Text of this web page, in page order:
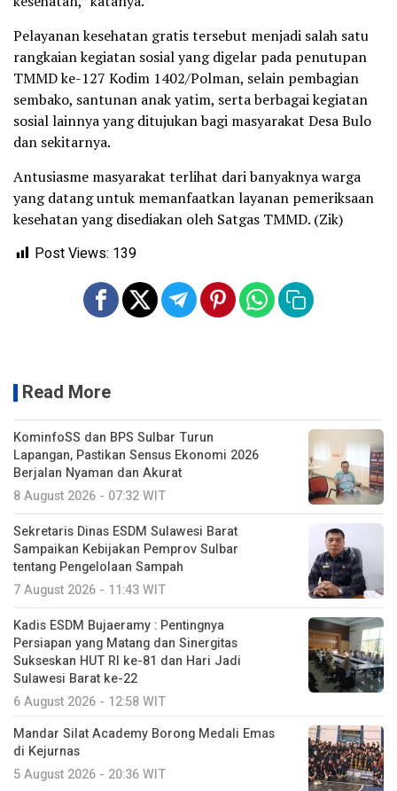
Pelayanan kesehatan gratis tersebut menjadi salah satu
rangkaian kegiatan sosial yang digelar pada penutupan
TMMD ke-127 Kodim 1402/Polman, selain pembagian
sembako, santunan anak yatim, serta berbagai kegiatan
sosial lainnya yang ditujukan bagi masyarakat Desa Bulo
dan sekitarnya.
Antusiasme masyarakat terlihat dari banyaknya warga
yang datang untuk memanfaatkan layanan pemeriksaan
kesehatan yang disediakan oleh Satgas TMMD. (Zik)
Post Views: 139
Read More
KominfoSS dan BPS Sulbar Turun
Lapangan, Pastikan Sensus Ekonomi 2026
Berjalan Nyaman dan Akurat
8 August 2026 - 07:32 WIT
Sekretaris Dinas ESDM Sulawesi Barat
Sampaikan Kebijakan Pemprov Sulbar
tentang Pengelolaan Sampah
7 August 2026 - 11:43 WIT
Kadis ESDM Bujaeramy : Pentingnya
Persiapan yang Matang dan Sinergitas
Sukseskan HUT RI ke-81 dan Hari Jadi
Sulawesi Barat ke-22
6 August 2026 - 12:58 WIT
Mandar Silat Academy Borong Medali Emas
di Kejurnas
5 August 2026 - 20:36 WIT